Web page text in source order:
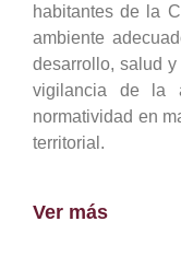
habitantes de la
ambiente
desarrollo, salud
vigilancia de la
normatividad en
territorial.
Ver más